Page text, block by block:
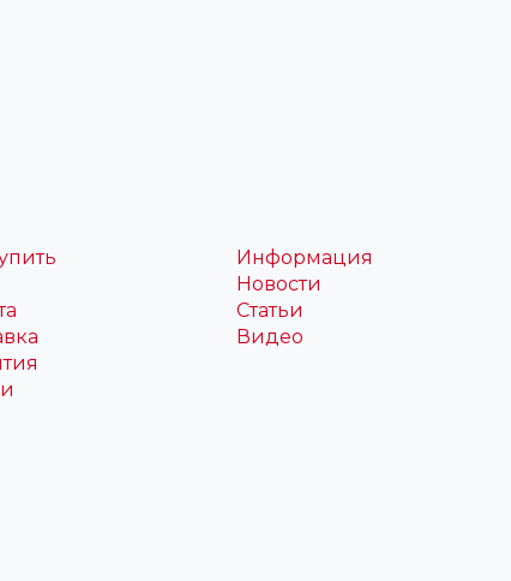
Информация
Новости
Статьи
Видео